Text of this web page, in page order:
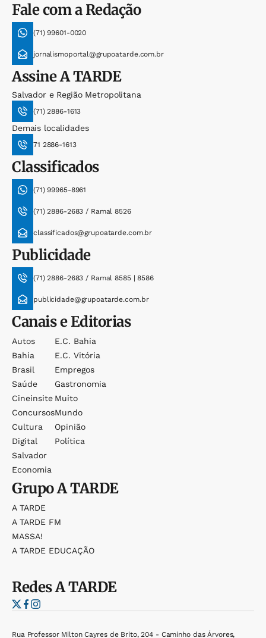
Fale com a Redação
(71) 99601-0020
jornalismoportal@grupoatarde.com.br
AssineA TARDE
Salvador e Região Metropolitana
(71) 2886-1613
Demais localidades
71 2886-1613
Classificados
(71) 99965-8961
(71) 2886-2683 / Ramal 8526
classificados@grupoatarde.com.br
Publicidade
(71) 2886-2683 / Ramal 8585 | 8586
publicidade@grupoatarde.com.br
Canais e Editorias
Autos
Bahia
Brasil
Saúde
Cineinsite
Concursos
Cultura
Digital
Salvador
Economia
E.c. Bahia
E.c. Vitória
Empregos
Gastronomia
Muito
Mundo
Opinião
Política
GrupoA TARDE
A TARDE
A TARDE FM
MASSA!
A TARDE EDUCAÇÃO
RedesA TARDE
Rua Professor Milton Cayres de Brito, 204 - Caminho das Árvores,